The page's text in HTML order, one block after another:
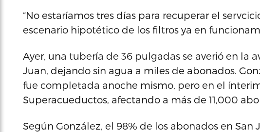
“No estaríamos tres días para recuperar el
escenario hipotético de los filtros ya en
Ayer, una tubería de 36 pulgadas se averió en la
Juan, dejando sin agua a miles de abonados.
fue completada anoche mismo, pero en el ínterim
Superacueductos, afectando a más de 11,000
Según González, el 98% de los abonados en San